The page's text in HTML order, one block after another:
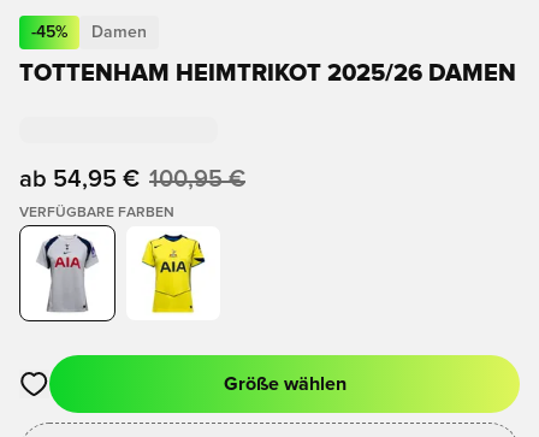
-45% Damen
TOTTENHAM HEIMTRIKOT 2025/26 DAMEN
ab 54,95 € 100,95 €
VERFÜGBARE FARBEN
Öffnet ein neues Fenster zum Anmelden oder Registrieren
Größe wählen